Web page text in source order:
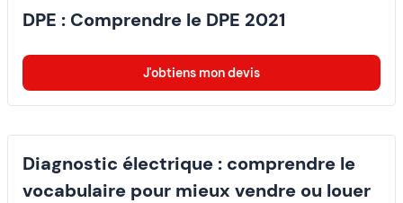
DPE : Comprendre le DPE 2021
J'obtiens mon devis
Diagnostic électrique : comprendre le
vocabulaire pour mieux vendre ou louer